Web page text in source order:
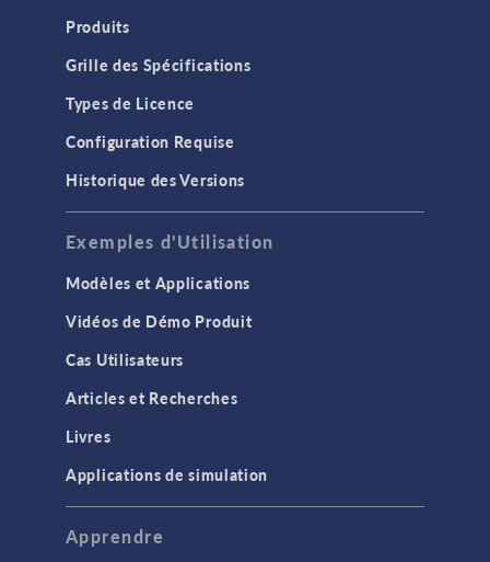
Produits
Grille des Spécifications
Types de Licence
Configuration Requise
Historique des Versions
Exemples d'Utilisation
Modèles et Applications
Vidéos de Démo Produit
Cas Utilisateurs
Articles et Recherches
Livres
Applications de simulation
Apprendre